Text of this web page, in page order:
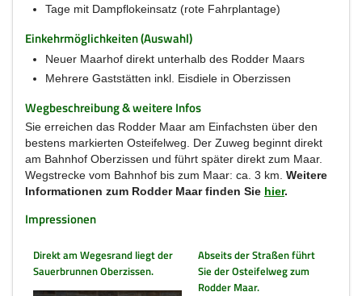
Tage mit Dampflokeinsatz (rote Fahrplantage)
Einkehrmöglichkeiten (Auswahl)
Neuer Maarhof direkt unterhalb des Rodder Maars
Mehrere Gaststätten inkl. Eisdiele in Oberzissen
Wegbeschreibung & weitere Infos
Sie erreichen das Rodder Maar am Einfachsten über den
bestens markierten Osteifelweg. Der Zuweg beginnt direkt
am Bahnhof Oberzissen und führt später direkt zum Maar.
Wegstrecke vom Bahnhof bis zum Maar: ca. 3 km. Weitere
Informationen zum Rodder Maar finden Sie hier.
Impressionen
Direkt am Wegesrand liegt der
Sauerbrunnen Oberzissen.
Abseits der Straßen führt
Sie der Osteifelweg zum
Rodder Maar.